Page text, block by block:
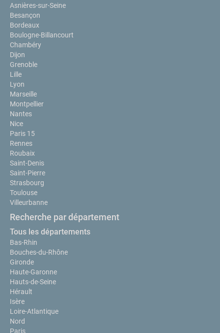
Asnières-sur-Seine
Besançon
Bordeaux
Boulogne-Billancourt
Chambéry
Dijon
Grenoble
Lille
Lyon
Marseille
Montpellier
Nantes
Nice
Paris 15
Rennes
Roubaix
Saint-Denis
Saint-Pierre
Strasbourg
Toulouse
Villeurbanne
Recherche par département
Tous les départements
Bas-Rhin
Bouches-du-Rhône
Gironde
Haute-Garonne
Hauts-de-Seine
Hérault
Isère
Loire-Atlantique
Nord
Paris